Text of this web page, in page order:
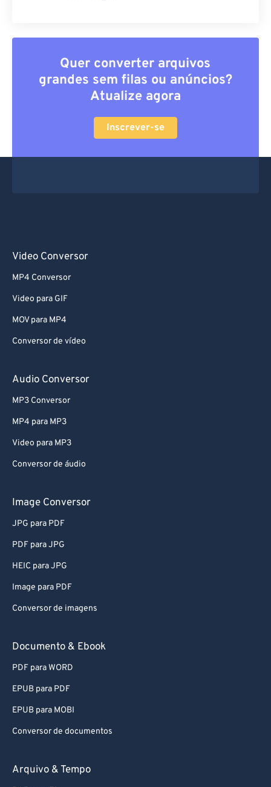
Quer converter arquivos
grandes sem filas ou anúncios?
Atualize agora
Inscrever-se
Video Conversor
MP4 Conversor
Video para GIF
MOV para MP4
Conversor de vídeo
Audio Conversor
MP3 Conversor
MP4 para MP3
Video para MP3
Conversor de áudio
Image Conversor
JPG para PDF
PDF para JPG
HEIC para JPG
Image para PDF
Conversor de imagens
Documento & Ebook
PDF para WORD
EPUB para PDF
EPUB para MOBI
Conversor de documentos
Arquivo & Tempo